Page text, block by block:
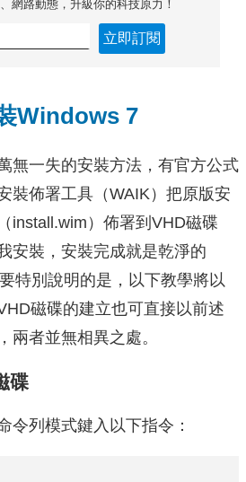
網路動態，升級你的科技原力！
立即訂閱
Windows 7
無一失的安裝方法，有官方公式
裝佈署工具（WAIK）把原版安
install.wim）佈署到VHD磁碟
安裝，安裝完成就是乾淨的
特別說明的是，以下教學將以
磁碟的建立也可直接以前述
兩者並無相異之處。
碟
令列模式鍵入以下指令：